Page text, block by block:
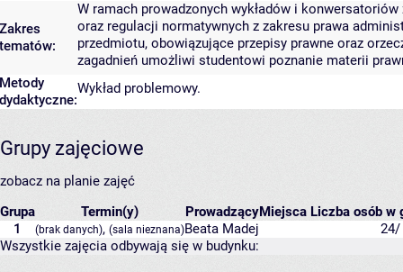
Zakres
tematów:
W ramach prowadzonych wykładów i
oraz regulacji normatywnych z zakresu prawa
przedmiotu, obowiązujące przepisy prawne oraz
zagadnień umożliwi studentowi poznanie materii
Metody
dydaktyczne:
Wykład problemowy.
Grupy zajęciowe
zobacz na planie zajęć
Grupa
Termin(y) ProwadzącyMiejsca Liczba osób
1
(brak danych), (sala nieznana)Beata Madej
24/
Wszystkie zajęcia odbywają się w budynku: